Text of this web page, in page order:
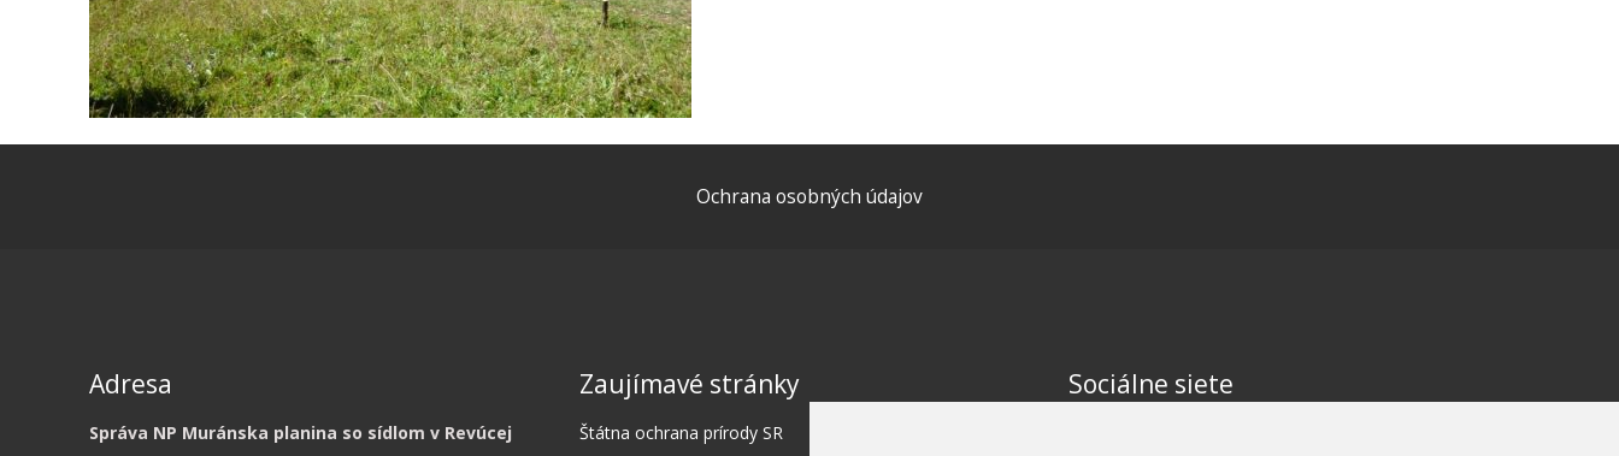
Ochrana osobných údajov
Adresa
Správa NP Muránska planina so sídlom v Revúcej
Zaujímavé stránky
Štátna ochrana prírody SR
Sociálne siete